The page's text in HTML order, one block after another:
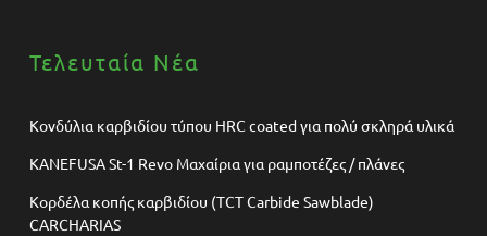
Τελευταία Νέα
Κονδύλια καρβιδίου τύπου HRC coated για πολύ σκληρά υλικά
KANEFUSA St-1 Revo Μαχαίρια για ραμποτέζες / πλάνες
Κορδέλα κοπής καρβιδίου (TCT Carbide Sawblade)
CARCHARIAS